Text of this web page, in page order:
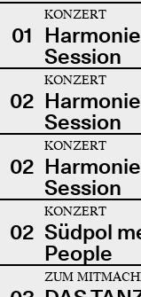
01
KONZERT
Session
02
KONZERT
Session
02
KONZERT
Session
02
KONZERT
Südpol
People
ZUM